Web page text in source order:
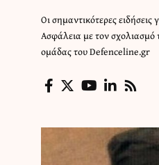
Οι σημαντικότερες
Ασφάλεια με τον σχολιασμό
ομάδας του Defenceline.gr